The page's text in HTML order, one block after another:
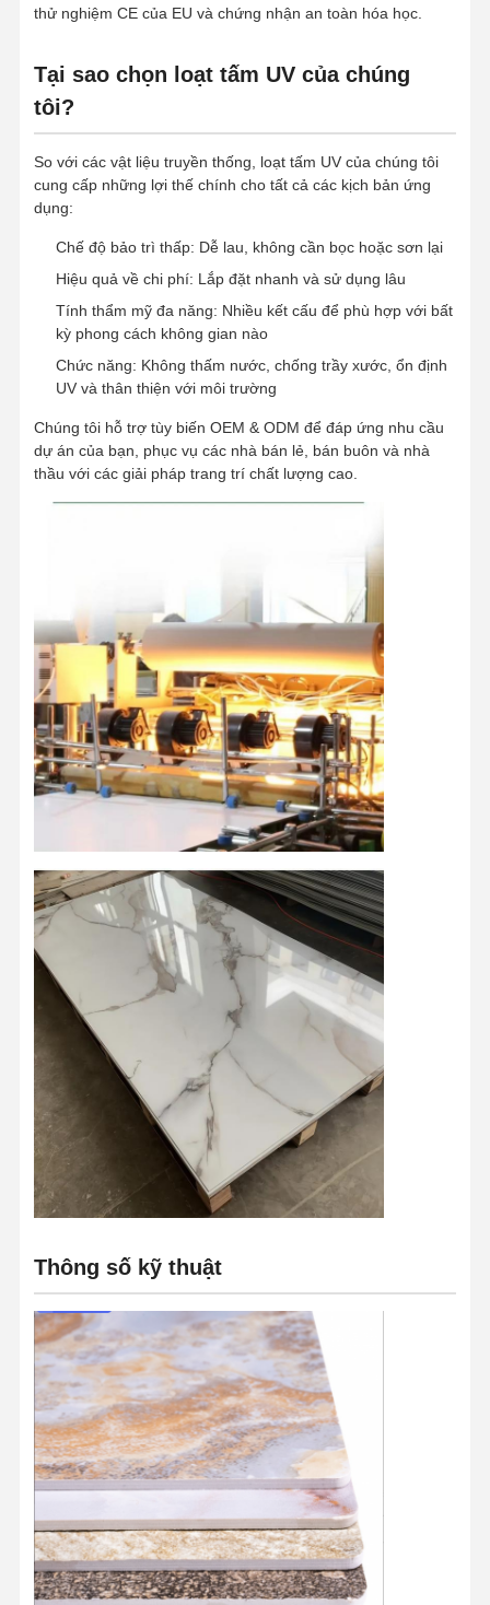
Về Chúng
Tôi
Tham Quan
Nhà Máy
Kiểm Soát
Chất Lượng
Liên Hệ
Chúng Tôi
Tin Tức
Tất Cả Các
Trường Hợp
Nói Chuyện
Ngay.
Bảng tường PVC trang trí
Bảng tường WPC
tấm tường 3d
Bảng tường bên ngoài
tấm tường phích
tấm ốp tường sợi tre
Tấm tường tiêu âm
Bảng điều khiển tường SPC
Tấm ốp tường UV
thử nghiệm CE của EU và chứng nhận an toàn hóa học.
Tại sao chọn loạt tấm UV của chúng
tôi?
So với các vật liệu truyền thống, loạt tấm UV của chúng tôi
cung cấp những lợi thế chính cho tất cả các kịch bản ứng
dụng:
Chế độ bảo trì thấp: Dễ lau, không cần bọc hoặc sơn lại
Hiệu quả về chi phí: Lắp đặt nhanh và sử dụng lâu
Tính thẩm mỹ đa năng: Nhiều kết cấu để phù hợp với bất
kỳ phong cách không gian nào
Chức năng: Không thấm nước, chống trầy xước, ổn định
UV và thân thiện với môi trường
Chúng tôi hỗ trợ tùy biến OEM & ODM để đáp ứng nhu cầu
dự án của bạn, phục vụ các nhà bán lẻ, bán buôn và nhà
thầu với các giải pháp trang trí chất lượng cao.
Thông số kỹ thuật